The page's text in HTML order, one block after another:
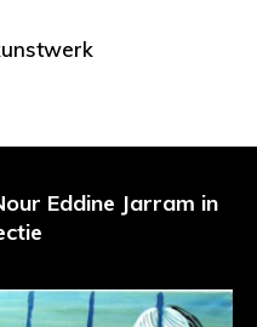
Eddine Jarram in